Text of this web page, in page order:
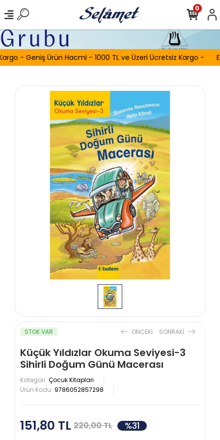
- Geniş Ürün Hacmi - 1000 TL ve Üzeri Ücretsiz Kargo -
0
STOK VAR ONCEKI SONRAKI
Küçük Yıldızlar Okuma Seviyesi-3
Sihirli Doğum Günü Macerası
Kategori: Çocuk Kitapları
Ürün Kodu: 9786052857298
151,80 TL 220,00 TL %31